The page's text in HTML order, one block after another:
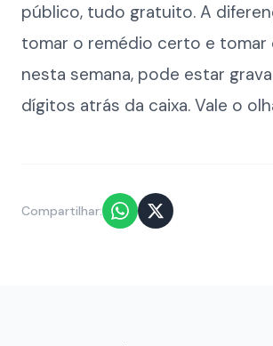
público, tudo gratuito. A
tomar o remédio certo e tomar
nesta semana, pode estar
dígitos atrás da caixa. Vale o
Compartilhar: